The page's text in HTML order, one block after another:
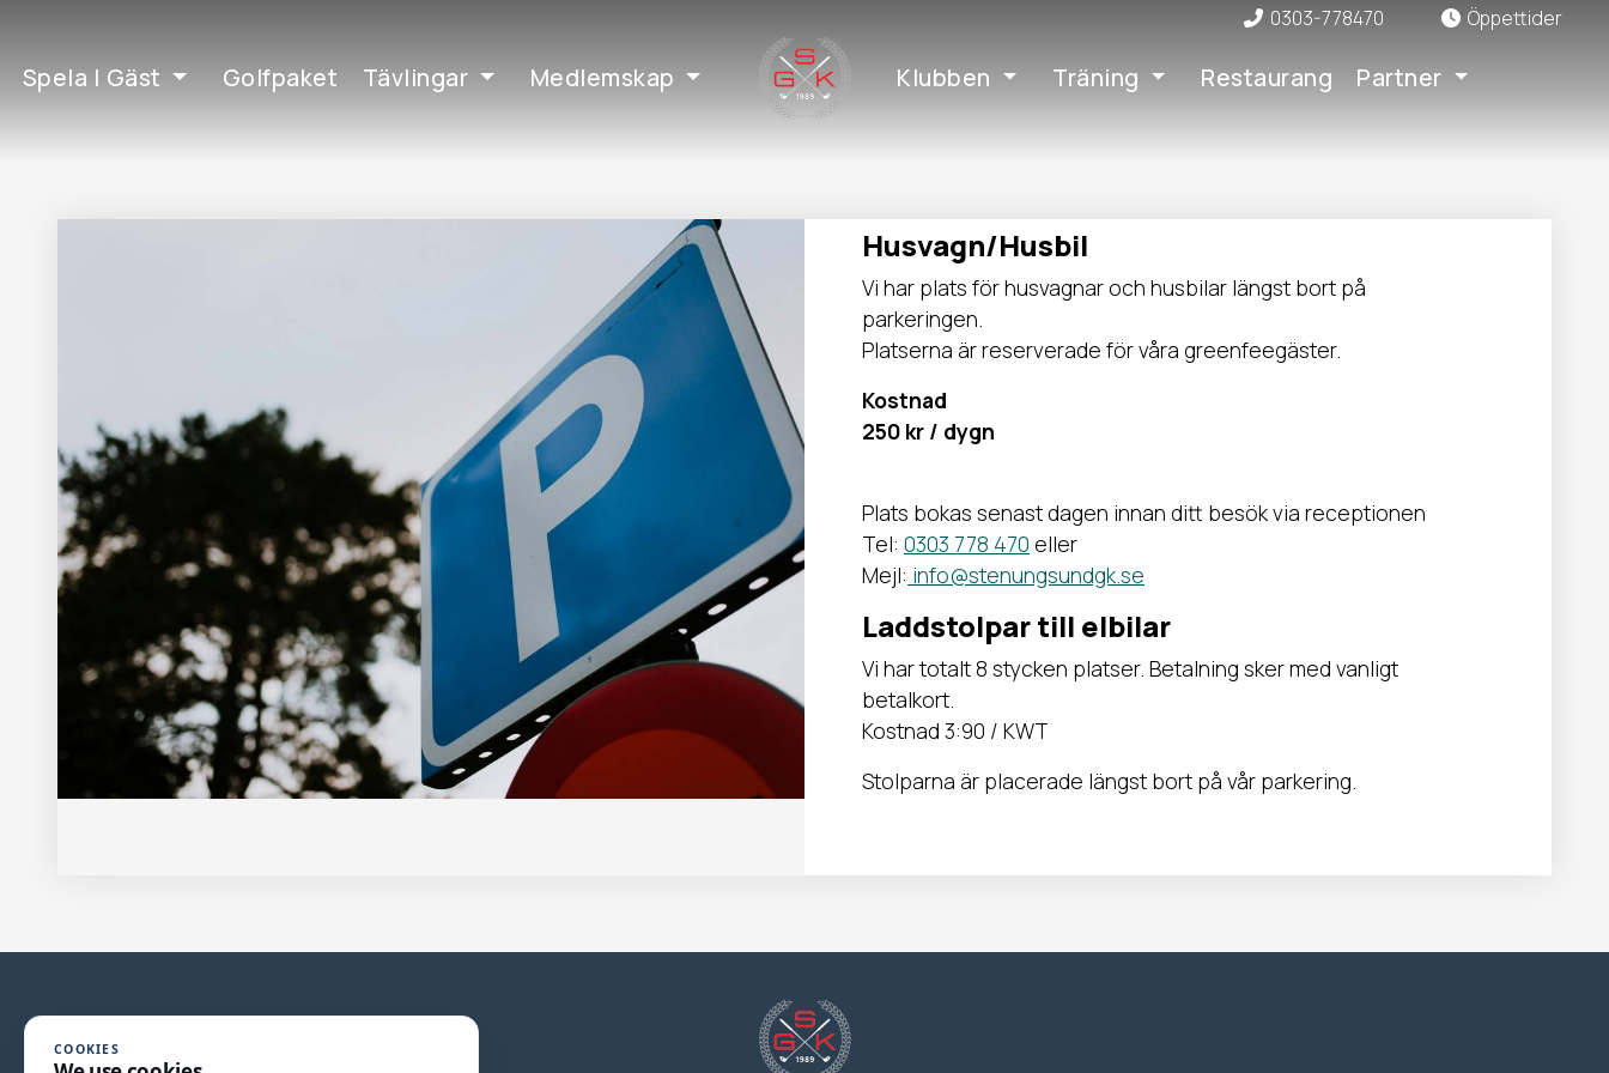
0303-778470 Öppettider
Spela | Gäst Golfpaket Tävlingar Medlemskap Klubben Träning Restaurang Partner
Husvagn/Husbil
Vi har plats för husvagnar och husbilar längst bort på
parkeringen.
Platserna är reserverade för våra greenfeegäster.
Kostnad
250 kr / dygn
Plats bokas senast dagen innan ditt besök via receptionen
Tel: 0303 778 470 eller
Mejl: info@stenungsundgk.se
Laddstolpar till elbilar
Vi har totalt 8 stycken platser. Betalning sker med vanligt
betalkort.
Kostnad 3:90 / KWT
Stolparna är placerade längst bort på vår parkering.
COOKIES